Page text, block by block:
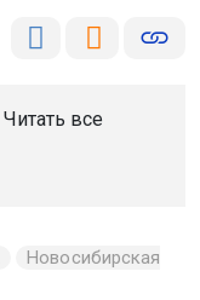
Читать все
Новосибирская